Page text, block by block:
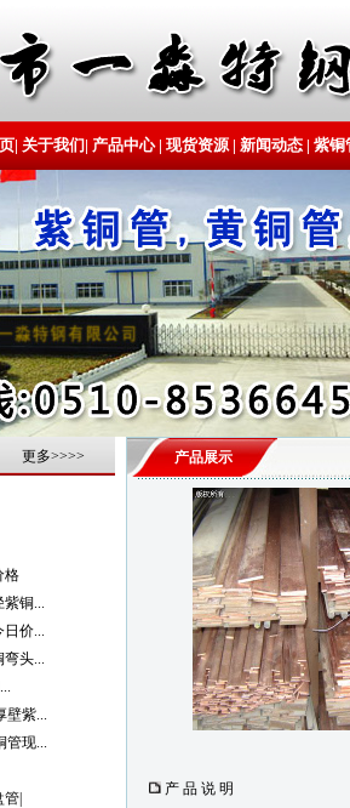
| 关于我们| 产品中心| 现货资源| 新闻动态 | 紫铜
更多>>>>
格
铜...
价...
头...
壁紫...
管现...
|
产品展示
产 品 说 明